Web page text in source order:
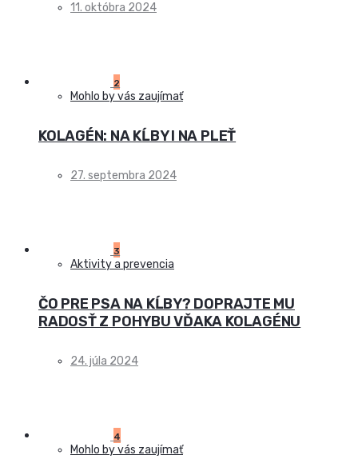
11. októbra 2024
2
Mohlo by vás zaujímať
KOLAGÉN: NA KĹBY I NA PLEŤ
27. septembra 2024
3
Aktivity a prevencia
ČO PRE PSA NA KĹBY? DOPRAJTE MU
RADOSŤ Z POHYBU VĎAKA KOLAGÉNU
24. júla 2024
4
Mohlo by vás zaujímať